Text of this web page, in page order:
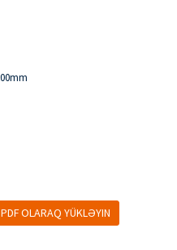
PDF OLARAQ YÜKLƏYIN